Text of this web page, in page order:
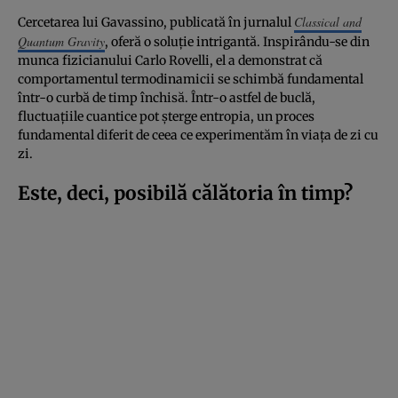
Cercetarea lui Gavassino, publicată în jurnalul Classical and
Quantum Gravity, oferă o soluție intrigantă. Inspirându-se din
munca fizicianului Carlo Rovelli, el a demonstrat că
comportamentul termodinamicii se schimbă fundamental
într-o curbă de timp închisă. Într-o astfel de buclă,
fluctuațiile cuantice pot șterge entropia, un proces
fundamental diferit de ceea ce experimentăm în viața de zi cu
zi.
Este, deci, posibilă călătoria în timp?